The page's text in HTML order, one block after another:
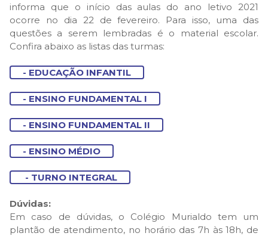
informa que o início das aulas do ano letivo 2021
ocorre no dia 22 de fevereiro. Para isso, uma das
questões a serem lembradas é o material escolar.
Confira abaixo as listas das turmas:
- EDUCAÇÃO INFANTIL
- ENSINO FUNDAMENTAL I
- ENSINO FUNDAMENTAL II
- ENSINO MÉDIO
- TURNO INTEGRAL
Dúvidas:
Em caso de dúvidas, o Colégio Murialdo tem um
plantão de atendimento, no horário das 7h às 18h, de